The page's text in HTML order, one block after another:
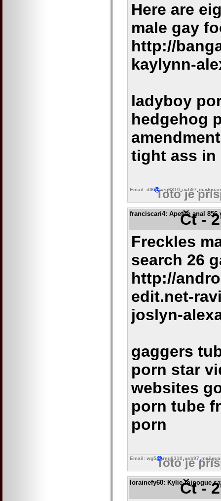
Here are
male gay
http://
kaylynn-
ladyboy
hedgehog
tight ass in
Email: dt6 reg6310 usb97
Toto je
franciscari4: Apetite anal 856
Čt -
Freckles
search 26
http://
edit.net-
joslyn-
gaggers
porn star
websites
porn tube
porn
Email: wg5 reg6310 usb97
Toto je
lorainefy60: Kylie minogue
Čt -